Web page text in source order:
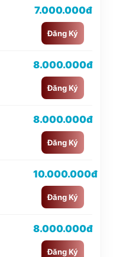
7.000.000đ
Đăng Ký
8.000.000đ
Đăng Ký
8.000.000đ
Đăng Ký
10.000.000đ
Đăng Ký
8.000.000đ
Đăng Ký